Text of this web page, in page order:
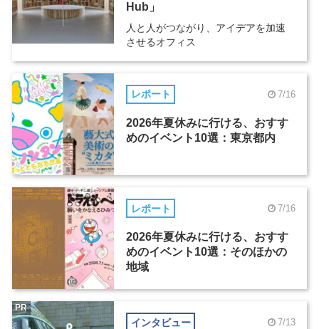
Hub」
人と人がつながり、アイデアを加速
させるオフィス
レポート 7/16
2026年夏休みに行ける、おすす
めのイベント10選：東京都内
レポート 7/16
2026年夏休みに行ける、おすす
めのイベント10選：そのほかの
地域
インタビュー 7/13
PR